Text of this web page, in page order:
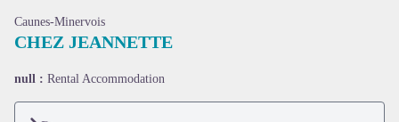
Caunes-Minervois
CHEZ JEANNETTE
null : Rental Accommodation